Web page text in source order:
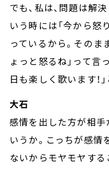
でも、私は、問題は解
いう時には「今から怒
っているから。そのま
ょっと怒るね」って言
日も楽しく歌います！
大石
感情を出した方が相
いうか。こっちが感情
ないからモヤモヤする